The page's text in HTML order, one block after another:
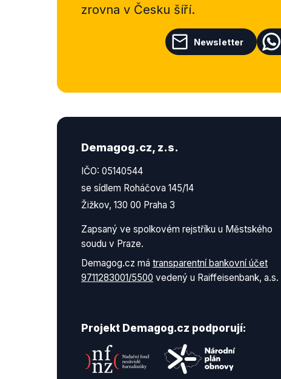
zrovna v Česku šíří.
Newsletter
Demagog.cz, z.s.
IČO: 05140544
se sídlem Roháčova 145/14
Žižkov, 130 00 Praha 3
Zapsaný ve spolkovém rejstříku u Městského
soudu v Praze.
Demagog.cz má transparentní bankovní účet
9711283001/5500 vedený u Raiffeisenbank, a.s.
Projekt Demagog.cz podporují: